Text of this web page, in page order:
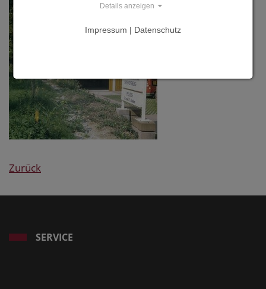
Zurück
SERVICE
Details anzeigen
Impressum | Datenschutz